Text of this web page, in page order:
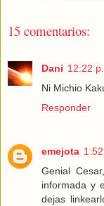
15 comentarios:
Dani 12:22 p.
Ni Michio
Responder
emejota 1:52
Genial
informada y
dejas